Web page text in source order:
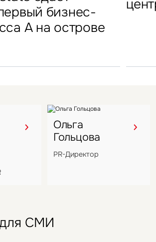
бизнес-
А на острове
парк откроется
Regency
комплексов
перешел
компании
Ольга
Гольцова
PR-Директор
для СМИ